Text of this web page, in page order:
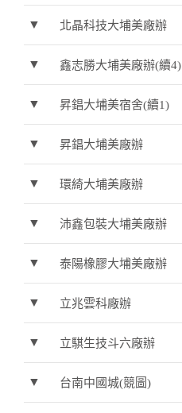
▼ 北晶科技大埔美廠辦
▼ 鑫志勝大埔美廠辦(續4)
▼ 昇錩大埔美宿舍(續1)
▼ 昇錩大埔美廠辦
▼ 環綺大埔美廠辦
▼ 沛鑫包裝大埔美廠辦
▼ 泰陽橡膠大埔美廠辦
▼ 立兆雲科廠辦
▼ 立騏生技斗六廠辦
▼ 台南中國城(競圖)